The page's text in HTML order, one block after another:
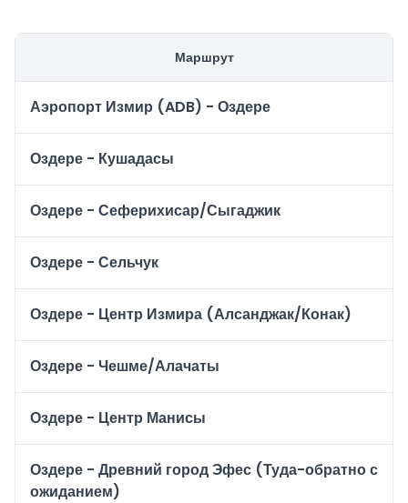
Маршрут
Аэропорт Измир (ADB) - Оздере
Оздере - Кушадасы
Оздере - Сеферихисар/Сыгаджик
Оздере - Сельчук
Оздере - Центр Измира (Алсанджак/Конак)
Оздере - Чешме/Алачаты
Оздере - Центр Манисы
Оздере - Древний город Эфес (Туда-обратно с
ожиданием)